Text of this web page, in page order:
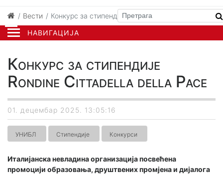
НАВИГАЦИЈА
Вести Конкурс за стипендије Rondine Cittadella della
Конкурс за стипендије
Rondine Cittadella della Pace
01. децембар 2025. 13:05:16
УНИБЛ Стипендије Конкурси
Италијанска невладина организација посвећена
промоцији образовања, друштвених промјена и дијалога